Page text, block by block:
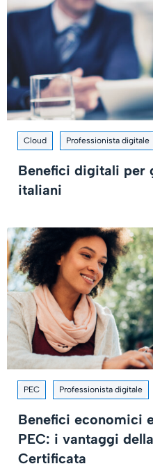
Cloud Professionista digitale
Benefici digitali per
italiani
PEC Professionista digitale
Benefici economici
PEC: i vantaggi
Certificata